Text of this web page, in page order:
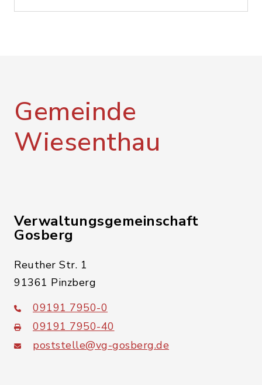
Gemeinde
Wiesenthau
Verwaltungsgemeinschaft
Gosberg
Reuther Str. 1
91361 Pinzberg
09191 7950-0
09191 7950-40
poststelle@vg-gosberg.de